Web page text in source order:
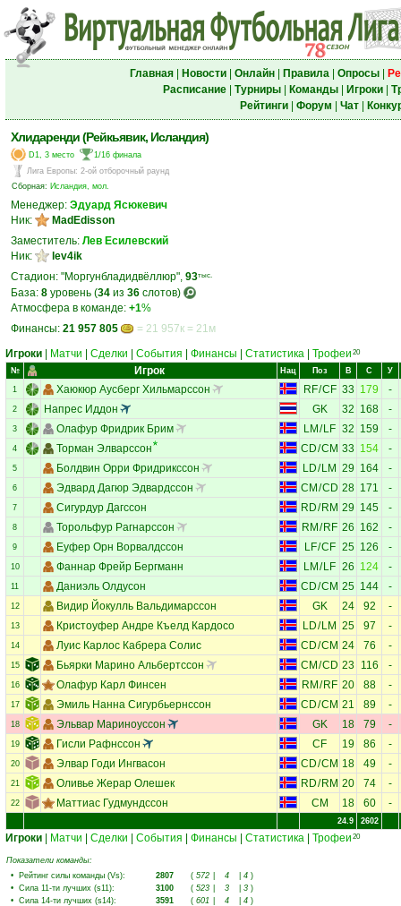
Главная| Новости| Онлайн| Правила| Опросы|
Расписание| Турниры| Команды| Игроки|
Рейтинги| Форум Чат|
Хлидаренди (Рейкьявик, Исландия)
D1, 3 место
1/16 финала
Лига Европы: 2-ой отборочный раунд
Сборная: Исландия, мол.
Менеджер: Эдуард Ясюкевич
Ник:
MadEdisson
Заместитель: Лев Есилевский
Ник:
lev4ik
Стадион: "Моргунбладидвёллюр", 93тыс.
База: 8 уровень (34 из 36 слотов)
Атмосфера в команде: +1%
Финансы: 21 957 805
= 21 957к = 21м
Игроки
Матчи Сделки События Финансы Статистика Трофеи 20
№ Игрок Нац Поз В С У
1 Хаюкюр Аусберг Хильмарссон RF/CF 33 179 -
2 Напрес Иддон GK 32 168 -
3 Олафур Фридрик Брим LM / LF 32 159 -
4 Торман Элварссон CD/CM 33 154 -
5 Болдвин Орри Фридрикссон LD/ LM 29 164 -
6 Эдвард Дагюр Эдвардссон CM /CD 28 171 -
7 Сигурдур Дагссон RD/ RM 29 145 -
8 Торольфур Рагнарссон RM / RF 26 162 -
9 Еуфер Орн Ворвалдссон LF/CF 25 126 -
10 Фаннар Фрейр Бергманн LM / LF 26 124 -
11 Даниэль Олдусон CD/CM 25 144 -
12 Видир Йокулль Вальдимарссон GK 24 92 -
13 Кристоуфер Андре Къелд Кардосо LD/ LM 25 97 -
14 Луис Карлос Кабрера Солис CD/CM 24 76 -
15 Бьярки Марино Альбертссон CM /CD 23 116 -
16 Олафур Карл Финсен RM / RF 20 88 -
17 Эмиль Нанна Сигурбьернссон CD/CM 21 89 -
18 Эльвар Мариноуссон GK 18 79 -
19 Гисли Рафнссон CF 19 86 -
20 Элвар Годи Ингвасон CD/CM 18 49 -
21 Оливье Жерар Олешек RD/ RM 20 74 -
22 Маттиас Гудмундссон CM 18 60 -
24.9 2602
Игроки Матчи Сделки События Финансы Статистика Трофеи 20
Показатели команды:
• Рейтинг силы команды (Vs): 2807 ( 572 4 4 )
• Сила 11-ти лучших (s11): 3100 ( 523 3 3 )
• Сила 14-ти лучших (s14): 3591 ( 601 4 4 )